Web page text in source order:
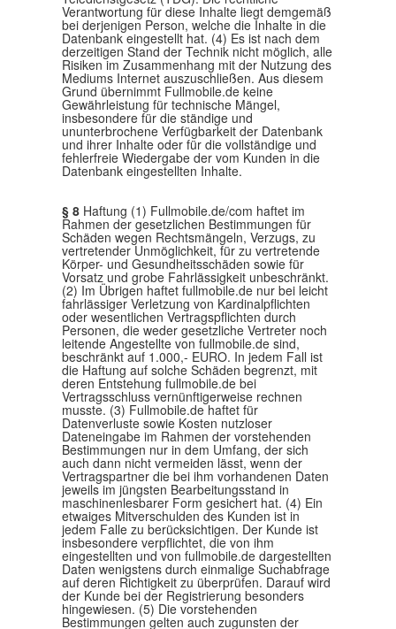
Verantwortung für diese Inhalte liegt demgemäß
bei derjenigen Person, welche die Inhalte in die
Datenbank eingestellt hat. (4) Es ist nach dem
derzeitigen Stand der Technik nicht möglich, alle
Risiken im Zusammenhang mit der Nutzung des
Mediums Internet auszuschließen. Aus diesem
Grund übernimmt Fullmobile.de keine
Gewährleistung für technische Mängel,
insbesondere für die ständige und
ununterbrochene Verfügbarkeit der Datenbank
und ihrer Inhalte oder für die vollständige und
fehlerfreie Wiedergabe der vom Kunden in die
Datenbank eingestellten Inhalte.
§ 8 Haftung (1) Fullmobile.de/com haftet im
Rahmen der gesetzlichen Bestimmungen für
Schäden wegen Rechtsmängeln, Verzugs, zu
vertretender Unmöglichkeit, für zu vertretende
Körper- und Gesundheitsschäden sowie für
Vorsatz und grobe Fahrlässigkeit unbeschränkt.
(2) Im Übrigen haftet fullmobile.de nur bei leicht
fahrlässiger Verletzung von Kardinalpflichten
oder wesentlichen Vertragspflichten durch
Personen, die weder gesetzliche Vertreter noch
leitende Angestellte von fullmobile.de sind,
beschränkt auf 1.000,- EURO. In jedem Fall ist
die Haftung auf solche Schäden begrenzt, mit
deren Entstehung fullmobile.de bei
Vertragsschluss vernünftigerweise rechnen
musste. (3) Fullmobile.de haftet für
Datenverluste sowie Kosten nutzloser
Dateneingabe im Rahmen der vorstehenden
Bestimmungen nur in dem Umfang, der sich
auch dann nicht vermeiden lässt, wenn der
Vertragspartner die bei ihm vorhandenen Daten
jeweils im jüngsten Bearbeitungsstand in
maschinenlesbarer Form gesichert hat. (4) Ein
etwaiges Mitverschulden des Kunden ist in
jedem Falle zu berücksichtigen. Der Kunde ist
insbesondere verpflichtet, die von ihm
eingestellten und von fullmobile.de dargestellten
Daten wenigstens durch einmalige Suchabfrage
auf deren Richtigkeit zu überprüfen. Darauf wird
der Kunde bei der Registrierung besonders
hingewiesen. (5) Die vorstehenden
Bestimmungen gelten auch zugunsten der